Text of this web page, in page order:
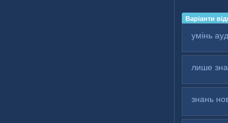
Варіанти
умінь
лише
знань